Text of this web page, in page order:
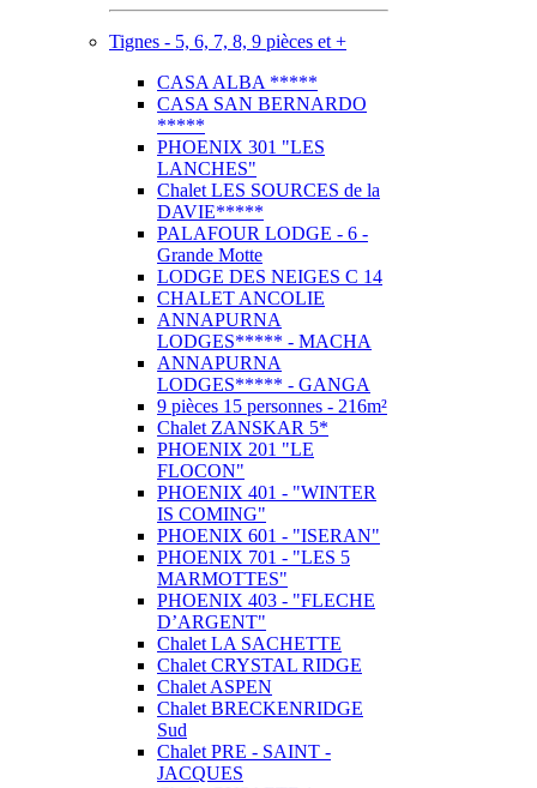
Tignes - 5, 6, 7, 8, 9 pièces et +
CASA ALBA *****
CASA SAN BERNARDO
*****
PHOENIX 301 "LES
LANCHES"
Chalet LES SOURCES de la
DAVIE*****
PALAFOUR LODGE - 6 -
Grande Motte
LODGE DES NEIGES C 14
CHALET ANCOLIE
ANNAPURNA
LODGES***** - MACHA
ANNAPURNA
LODGES***** - GANGA
9 pièces 15 personnes - 216m²
Chalet ZANSKAR 5*
PHOENIX 201 "LE
FLOCON"
PHOENIX 401 - "WINTER
IS COMING"
PHOENIX 601 - "ISERAN"
PHOENIX 701 - "LES 5
MARMOTTES"
PHOENIX 403 - "FLECHE
D’ARGENT"
Chalet LA SACHETTE
Chalet CRYSTAL RIDGE
Chalet ASPEN
Chalet BRECKENRIDGE
Sud
Chalet PRE - SAINT -
JACQUES